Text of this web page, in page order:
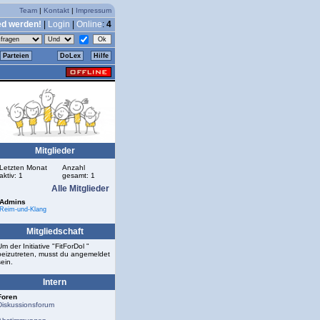
Team | Kontakt | Impressum
werden! Login Online: 4
Parteien DoLex Hilfe
Mitglieder
Letzten Monat
aktiv: 1
Anzahl
gesamt: 1
Alle Mitglieder
Admins
Reim-und-Klang
Mitgliedschaft
der Initiative "FitForDol "
musst du angemeldet
Intern